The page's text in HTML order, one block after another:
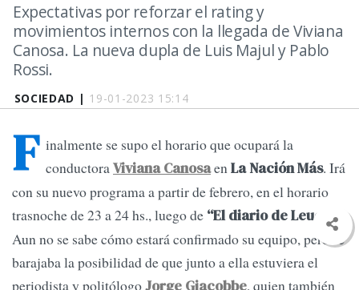
SOCIEDAD | 19-01-2023 15:14
Expectativas por reforzar el rating y
movimientos internos con la llegada de Viviana
Canosa. La nueva dupla de Luis Majul y Pablo
Rossi.
F inalmente se supo el horario que ocupará la
conductoraViviana CanosaenLa Nación Más. Irá
con su nuevo programa a partir de febrero, en el horario
trasnoche de 23 a 24 hs., luego de “El diario de Leuco”.
Aun no se sabe cómo estará confirmado su equipo, pero se
barajaba la posibilidad de que junto a ella estuviera el
periodista y politólogoJorge Giacobbe, quien también